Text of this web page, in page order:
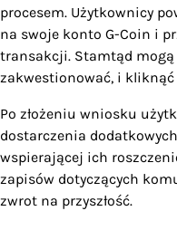
procesem. Użytkownicy
na swoje konto G-Coin i
transakcji. Stamtąd
zakwestionować, i kliknąć
Po złożeniu wniosku
dostarczenia
wspierającej ich
zapisów dotyczących
zwrot na przyszłość.